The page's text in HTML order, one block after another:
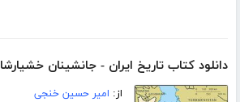
دانلود کتاب تاریخ ایران - جانشینان خشیارشا
از: امیر حسین خنجی